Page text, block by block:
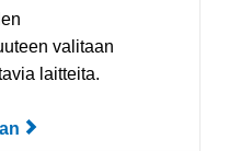
valitaan
laitteita.